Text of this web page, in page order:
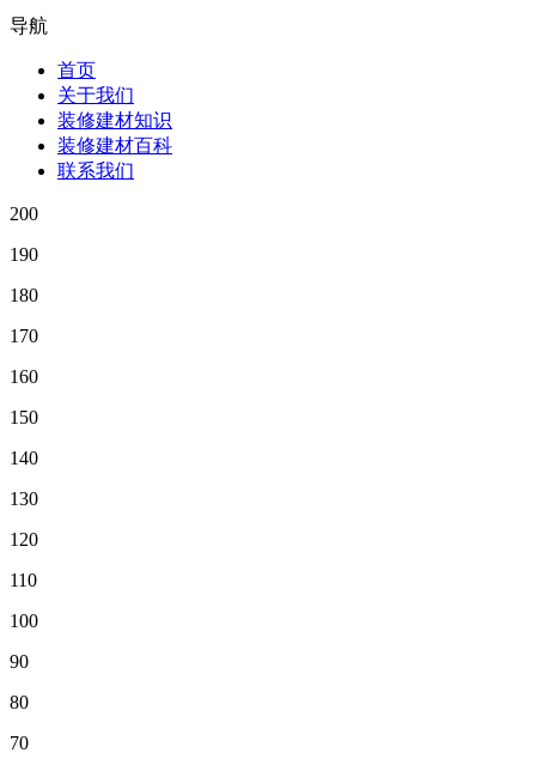
导航
首页
关于我们
装修建材知识
装修建材百科
联系我们
200
190
180
170
160
150
140
130
120
110
100
90
80
70